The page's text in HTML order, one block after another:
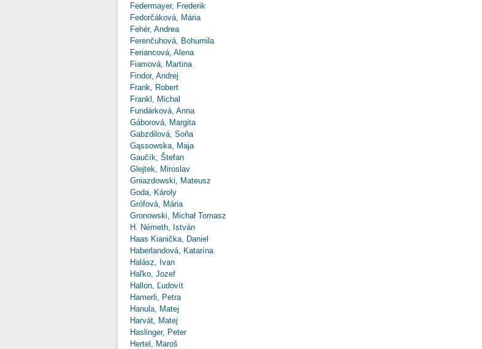
Federmayer, Frederik
Fedorčáková, Mária
Fehér, Andrea
Ferenčuhová, Bohumila
Feriancová, Alena
Fiamová, Martina
Findor, Andrej
Frank, Robert
Frankl, Michal
Fundárková, Anna
Gáborová, Margita
Gabzdilová, Soňa
Gąssowska, Maja
Gaučík, Štefan
Glejtek, Miroslav
Gniazdowski, Mateusz
Goda, Károly
Grófová, Mária
Gronowski, Michał Tomasz
H. Németh, István
Haas Kianička, Daniel
Haberlandová, Katarína
Halász, Ivan
Haľko, Jozef
Hallon, Ľudovít
Hamerli, Petra
Hanula, Matej
Harvát, Matej
Haslinger, Peter
Hertel, Maroš